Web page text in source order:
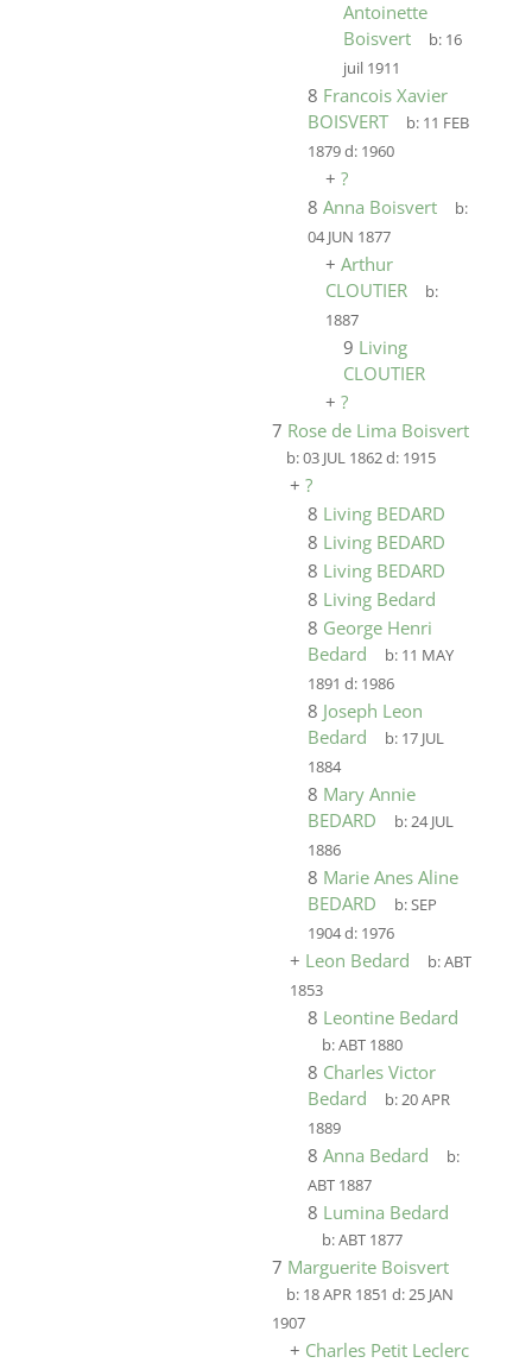
Antoinette
Boisvert
b: 16
juil 1911
8 Francois Xavier
BOISVERT
b: 11 FEB
1879d: 1960
+ ?
8 Anna Boisvert
b:
04 JUN 1877
+ Arthur
CLOUTIER
b:
1887
9 Living
CLOUTIER
+ ?
7 Rose de Lima Boisvert
b:03 JUL 1862d: 1915
+ ?
8 Living BEDARD
8 Living BEDARD
8 Living BEDARD
8 Living Bedard
8 George Henri
Bedard
b: 11 MAY
1891 d: 1986
8 Joseph Leon
Bedard
b: 17 JUL
1884
8 Mary Annie
BEDARD
b:24 JUL
1886
8 Marie Anes Aline
BEDARD
b:SEP
1904d: 1976
+ Leon Bedard b:ABT
1853
8 Leontine Bedard
b:ABT 1880
8 Charles Victor
Bedard
b:20 APR
1889
8 Anna Bedard
b:
ABT 1887
8 Lumina Bedard
b:ABT 1877
7 Marguerite Boisvert
b: 18 APR 1851 d:25 JAN
1907
+ Charles Petit Leclerc